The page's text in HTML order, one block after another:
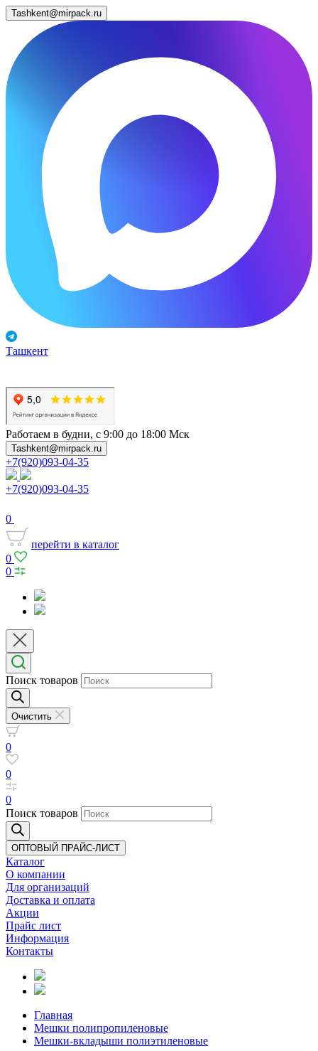
Tashkent@mirpack.ru
Ташкент
Работаем в будни, с 9:00 до 18:00 Мск
Tashkent@mirpack.ru
+7(920)093-04-35
+7(920)093-04-35
0
перейти в каталог
0
0
Поиск товаров
Очистить
0
0
0
Поиск товаров
ОПТОВЫЙ ПРАЙС-ЛИСТ
Каталог
О компании
Для организаций
Доставка и оплата
Акции
Прайс лист
Информация
Контакты
Главная
Мешки полипропиленовые
Мешки-вкладыши полиэтиленовые